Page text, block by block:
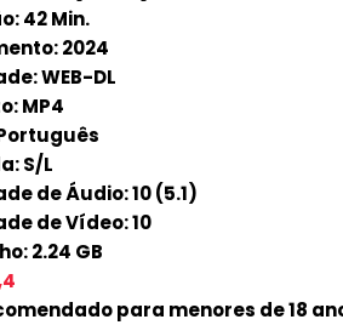
42 Min.
2024
WEB-DL
MP4
S/L
de Áudio: 10 (5.1)
de Vídeo: 10
2.24 GB
para menores de 18